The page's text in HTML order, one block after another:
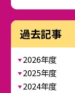
過去記事
2026年度
2025年度
2024年度